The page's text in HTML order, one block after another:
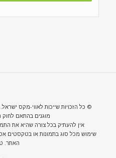
© כל הזכויות שייכות לאווי-מקס
מוגנים בהתאם לחוק
אין להעתיק בכל צורה שהיא את
שימוש מכל סוג בתמונות או בטקסטים
האתר.